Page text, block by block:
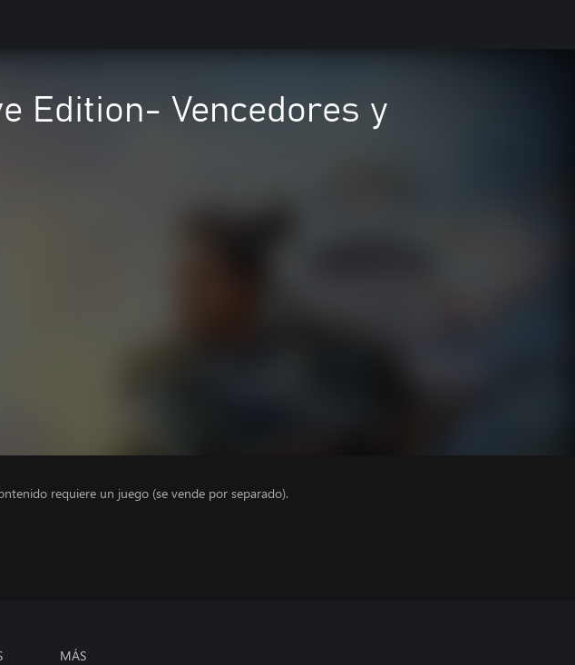
Edition- Vencedores y
requiere un juego (se vende por separado).
MÁS